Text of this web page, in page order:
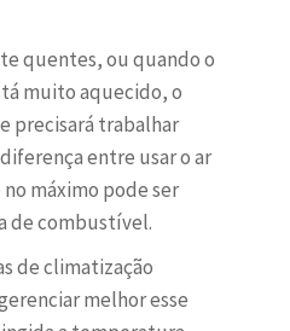
quentes, ou quando o
muito aquecido, o
precisará trabalhar
diferença entre usar o ar
máximo pode ser
de combustível.
de climatização
melhor esse